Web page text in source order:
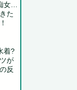
女…
た
着?
が
反